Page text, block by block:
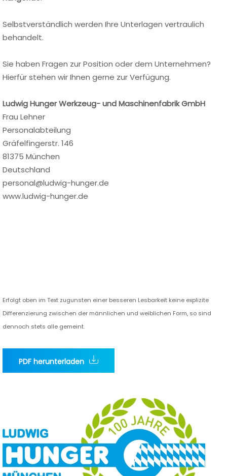
Selbstverständlich werden Ihre Unterlagen vertraulich
behandelt.
Sie haben Fragen zur Position oder dem Unternehmen?
Hierfür stehen wir Ihnen gerne zur Verfügung.
Ludwig Hunger Werkzeug- und Maschinenfabrik GmbH
Frau Lehner
Personalabteilung
Gräfelfingerstr. 146
81375 München
Deutschland
personal@ludwig-hunger.de
www.ludwig-hunger.de
Erfolgt oben im Text zugunsten einer besseren Lesbarkeit keine explizite
Differenzierung zwischen der männlichen und weiblichen Form, so sind
dennoch stets alle gemeint.
PDF herunterladen